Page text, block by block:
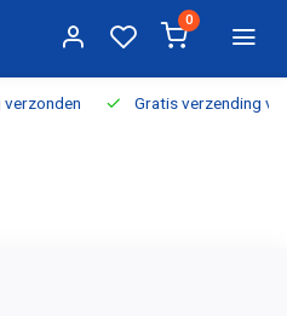
0
Gratis verzending